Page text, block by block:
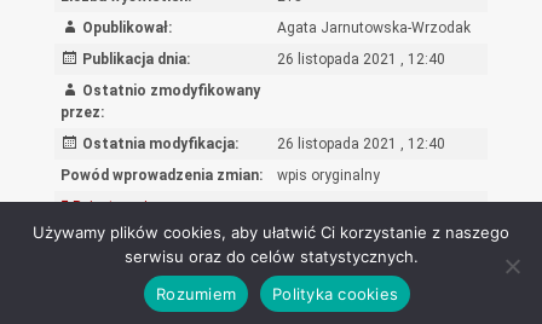
Opublikował:
Agata Jarnutowska-Wrzodak
Publikacja dnia:
26 listopada 2021 , 12:40
Ostatnio zmodyfikowany
przez:
Ostatnia modyfikacja:
26 listopada 2021 , 12:40
Powód wprowadzenia zmian:
wpis oryginalny
Rejestr zmian
Ośrodek Rozwoju Edukacji - Biuletyn Informacji Publicznej 2026
Używamy plików cookies, aby ułatwić Ci korzystanie z naszego
serwisu oraz do celów statystycznych.
Rozumiem
Polityka cookies